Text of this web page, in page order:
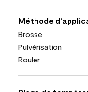
Méthode
Brosse
Pulvérisation
Rouler